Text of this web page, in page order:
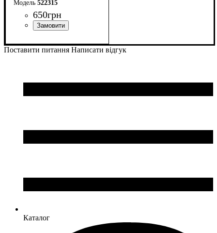
522315
650грн
Поставити питання Написати відгук
Каталог